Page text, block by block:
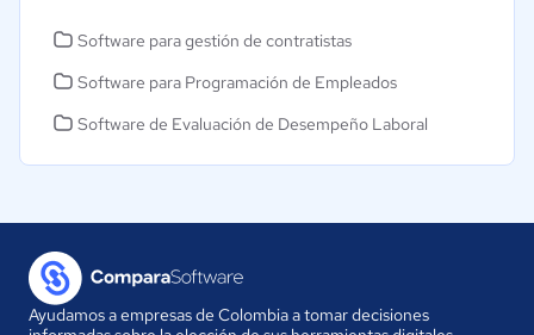
Software para gestión de contratistas
Software para Programación de Empleados
Software de Evaluación de Desempeño Laboral
Ayudamos a empresas de Colombia a tomar decisiones